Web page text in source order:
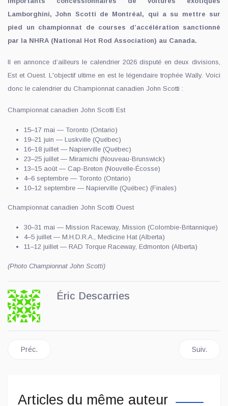
Lamborghini, John Scotti de Montréal, qui a su mettre sur
pied un championnat de courses d’accélération sanctionné
par la NHRA (National Hot Rod Association) au Canada.
Il en annonce d’ailleurs le calendrier 2026 disputé en deux divisions,
Est et Ouest. L'objectif ultime en est le légendaire trophée Wally. Voici
donc le calendrier du Championnat canadien John Scotti :
Championnat canadien John Scotti Est
15–17 mai — Toronto (Ontario)
19–21 juin — Luskville (Québec)
16–18 juillet — Napierville (Québec)
23–25 juillet — Miramichi (Nouveau-Brunswick)
13–15 août — Cap-Breton (Nouvelle-Écosse)
4–6 septembre — Toronto (Ontario)
10–12 septembre — Napierville (Québec) (Finales)
Championnat canadien John Scotti Ouest
30–31 mai — Mission Raceway, Mission (Colombie-Britannique)
4–5 juillet — M.H.D.R.A., Medicine Hat (Alberta)
11–12 juillet — RAD Torque Raceway, Edmonton (Alberta)
(Photo Championnat John Scotti)
Éric Descarries
Article précédent : Volvo dévoile enfin son EX60
Préc. Article
Suiv.
Articles du même auteur